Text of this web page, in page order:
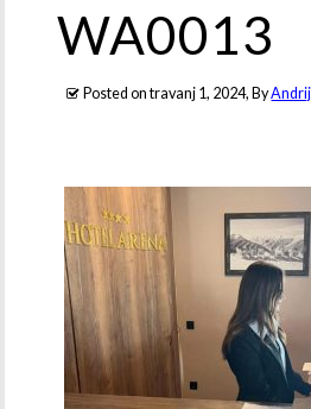
WA0013
Posted on travanj 1, 2024, By